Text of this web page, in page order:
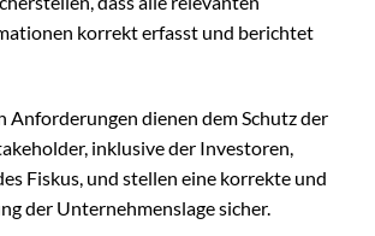
korrekt erfasst und berichtet
Anforderungen dienen dem Schutz der
inklusive der Investoren,
Fiskus, und stellen eine korrekte und
der Unternehmenslage sicher.